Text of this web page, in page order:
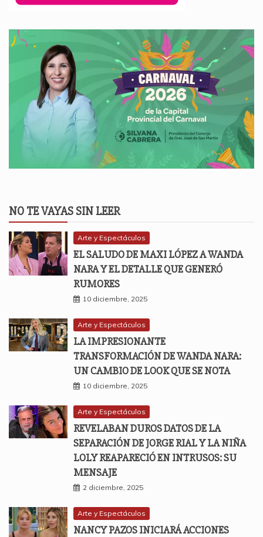
NO TE VAYAS SIN LEER
Arte y Espectáculos
EL SALUDO DE MAXI LÓPEZ A WANDA
NARA Y EL DETALLE QUE GENERÓ
RUMORES
10 diciembre, 2025
Arte y Espectáculos
LA IMPRESIONANTE
TRANSFORMACIÓN DE WANDA NARA:
UN CAMBIO DE LOOK QUE SE NOTA
10 diciembre, 2025
Arte y Espectáculos
REVELABAN DUROS DATOS DE LA
SEPARACIÓN DE JORGE RIAL Y LA NIÑA
LOLY REAPARECIÓ EN INTRUSOS: SU
MENSAJE
2 diciembre, 2025
Arte y Espectáculos
NANCY PAZOS INICIARÁ ACCIONES